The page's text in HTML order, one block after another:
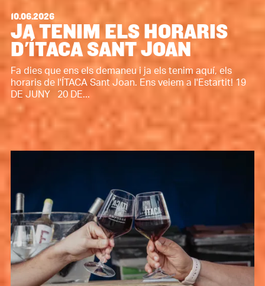
10.06.2026
JA TENIM ELS HORARIS
D'ÍTACA SANT JOAN
Fa dies que ens els demaneu i ja els tenim aquí, els
horaris de l'ÍTACA Sant Joan. Ens veiem a l'Estartit! 19
DE JUNY 20 DE...